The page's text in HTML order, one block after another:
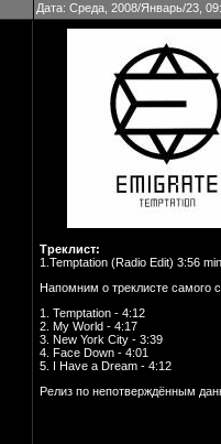
Дата: Среда, 2008/Январь/23,
Треклист:
1.Temptation (Radio Edit) 3:56 min
Напомним о треклисте самого
1. Temptation - 4:12
2. My World - 4:17
3. New York City - 3:39
4. Face Down - 4:01
5. I Have a Dream - 4:12
Релиз по непотверждённым